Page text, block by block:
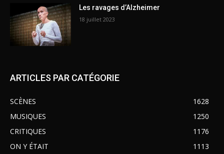
Les ravages d’Alzheimer
18 juillet 2023
ARTICLES PAR CATÉGORIE
SCÈNES
1628
MUSIQUES
1250
CRITIQUES
1176
ON Y ÉTAIT
1113